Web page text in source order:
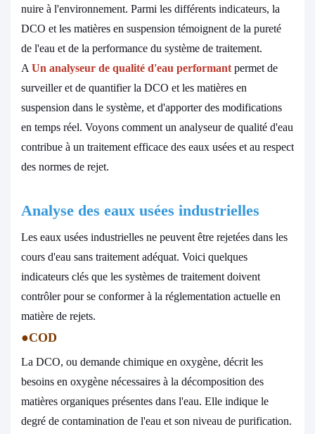
nuire à l'environnement. Parmi les différents indicateurs, la
DCO et les matières en suspension témoignent de la pureté
de l'eau et de la performance du système de traitement.
AUn analyseur de qualité d'eau performantpermet de
surveiller et de quantifier la DCO et les matières en
suspension dans le système, et d'apporter des modifications
en temps réel. Voyons comment un analyseur de qualité d'eau
contribue à un traitement efficace des eaux usées et au respect
des normes de rejet.
Analyse des eaux usées industrielles
Les eaux usées industrielles ne peuvent être rejetées dans les
cours d'eau sans traitement adéquat. Voici quelques
indicateurs clés que les systèmes de traitement doivent
contrôler pour se conformer à la réglementation actuelle en
matière de rejets.
●COD
La DCO, ou demande chimique en oxygène, décrit les
besoins en oxygène nécessaires à la décomposition des
matières organiques présentes dans l'eau. Elle indique le
degré de contamination de l'eau et son niveau de purification.